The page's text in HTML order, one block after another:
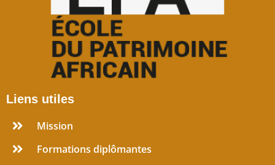
Liens utiles
Mission
Formations diplômantes